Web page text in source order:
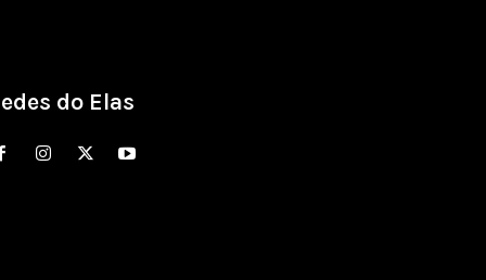
do Elas